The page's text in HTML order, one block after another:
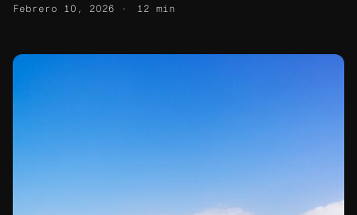
Febrero 10, 2026 12 min